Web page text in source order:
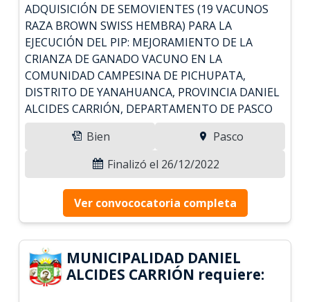
ADQUISICIÓN DE SEMOVIENTES (19 VACUNOS
RAZA BROWN SWISS HEMBRA) PARA LA
EJECUCIÓN DEL PIP: MEJORAMIENTO DE LA
CRIANZA DE GANADO VACUNO EN LA
COMUNIDAD CAMPESINA DE PICHUPATA,
DISTRITO DE YANAHUANCA, PROVINCIA DANIEL
ALCIDES CARRIÓN, DEPARTAMENTO DE PASCO
Bien
Pasco
Finalizó el 26/12/2022
Ver convococatoria completa
MUNICIPALIDAD DANIEL
ALCIDES CARRIÓN requiere: